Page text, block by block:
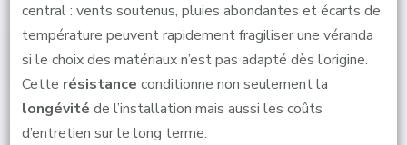
central : vents soutenus, pluies abondantes et écarts de
température peuvent rapidement fragiliser une véranda
si le choix des matériaux n’est pas adapté dès l’origine.
Cette résistance conditionne non seulement la
longévité de l’installation mais aussi les coûts
d’entretien sur le long terme.